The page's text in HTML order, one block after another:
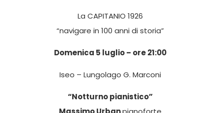
La CAPITANIO 1926
“navigare in 100 anni di storia”
Domenica 5 luglio – ore 21:00
Iseo – Lungolago G. Marconi
“Notturno pianistico”